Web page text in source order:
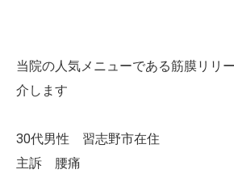
当院の人気メニューである筋膜リリ
介します
30代男性 習志野市在住
主訴 腰痛